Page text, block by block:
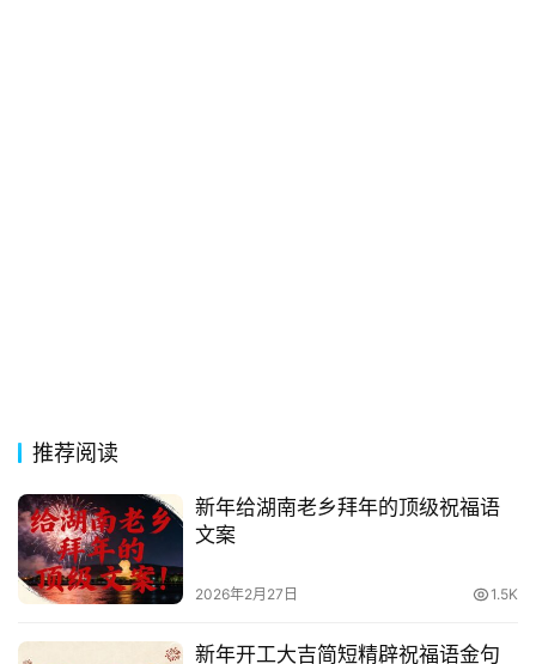
词
其
他
词
语
推荐阅读
新年给湖南老乡拜年的顶级祝福语
文案
2026年2月27日 1.5K
新年开工大吉简短精辟祝福语金句